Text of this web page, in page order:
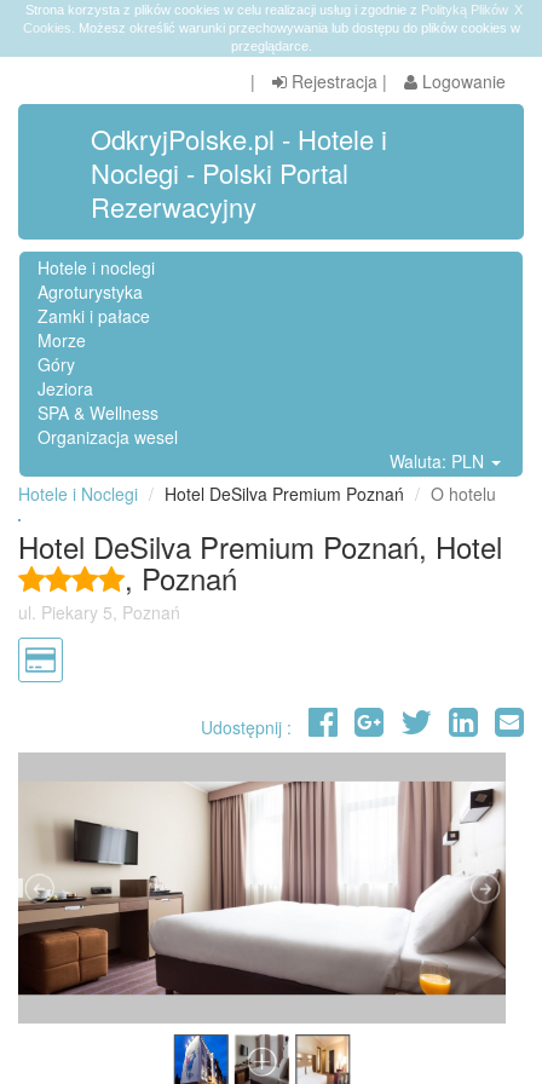
X
Strona korzysta z plików cookies w celu realizacji usług i zgodnie z Polityką Plików
Cookies . Możesz określić warunki przechowywania lub dostępu do plików cookies w
przeglądarce.
| Rejestracja | Logowanie
OdkryjPolske.pl - Hotele i
Noclegi - Polski Portal
Rezerwacyjny
Hotele i noclegi
Agroturystyka
Zamki i pałace
Morze
Góry
Jeziora
SPA & Wellness
Organizacja wesel
Waluta: PLN
Hotele i Noclegi
Hotel DeSilva Premium Poznań O hotelu
Hotel DeSilva Premium Poznań, Hotel
, Poznań
ul. Piekary 5, Poznań
Udostępnij :